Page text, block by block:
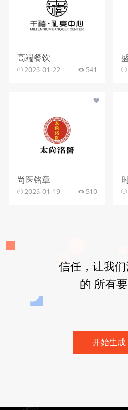
高端餐饮
2026-01-22 541
尚医铭章
2026-01-19 510
信任，让我
的 所有
开始生成